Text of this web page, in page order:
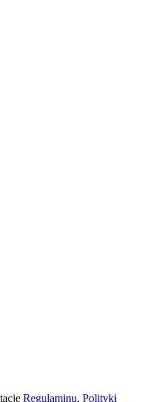
Regulaminu, Polityki